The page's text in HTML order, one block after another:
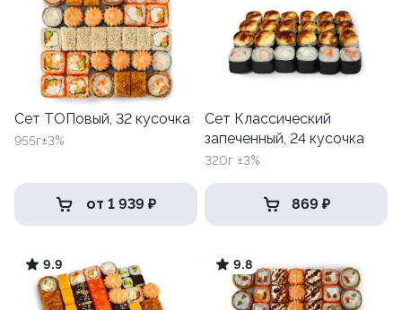
Сет ТОПовый, 32 кусочка
955г±3%
от 1 939 ₽
Сет Классический
запеченный, 24 кусочка
320г ±3%
869 ₽
9.9 9.8